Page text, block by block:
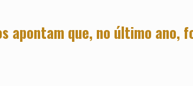
apontam que, no último ano,